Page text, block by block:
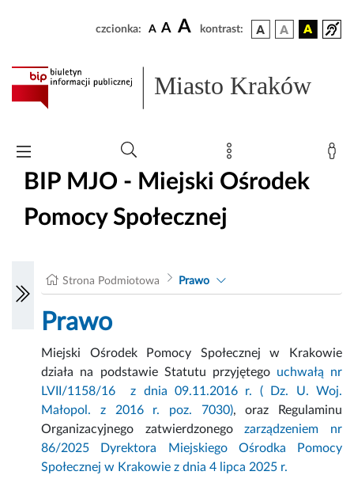
czcionka: A A A kontrast:
Miasto Kraków
BIP MJO - Miejski Ośrodek
Pomocy Społecznej
Strona Podmiotowa Prawo
Prawo
Miejski Ośrodek Pomocy Społecznej w Krakowie
działa na podstawie Statutu przyjętego uchwałą nr
LVII/1158/16 z dnia 09.11.2016 r. ( Dz. U. Woj.
Małopol. z 2016 r. poz. 7030), oraz Regulaminu
Organizacyjnego zatwierdzonegozarządzeniem nr
86/2025 Dyrektora Miejskiego Ośrodka Pomocy
Społecznej w Krakowie z dnia 4 lipca 2025 r.